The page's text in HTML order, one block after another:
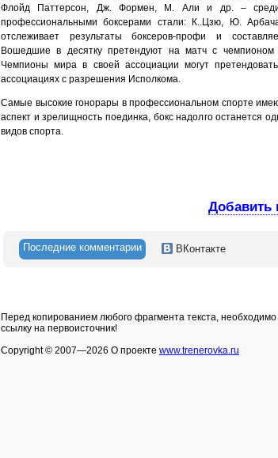
Флойд Паттерсон, Дж. Формен, М. Али и др. – среди
профессиональными боксерами стали: К..Цзю, Ю.
отслеживает результаты боксеров-профи и
Вошедшие в десятку претендуют на матч с чемпионом
Чемпионы мира в своей ассоциации могут
ассоциациях с разрешения Исполкома.
Самые высокие гонорары в профессиональном спорте
аспект и зрелищность поединка, бокс надолго останется
видов спорта.
Добавить
Последние комментарии ВКонтакте
Перед копированием любого фрагмента текста,
ссылку на первоисточник!
Copyright © 2007—2026 О проекте www.trenerovka.ru